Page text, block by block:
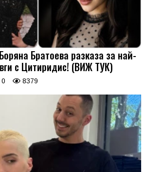
Братоева разказа за най-
с Цитиридис! (ВИЖ ТУК)
0 8379